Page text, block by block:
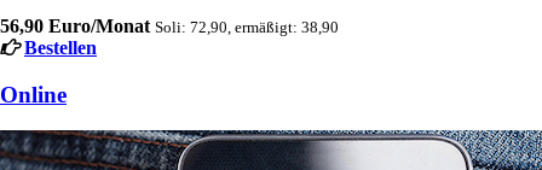
56,90 Euro/Monat Soli: 72,90, ermäßigt: 38,90
Bestellen
Online